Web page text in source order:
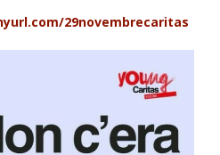
29novembrecaritas